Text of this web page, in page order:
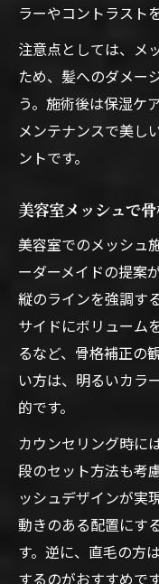
ラーやコントラスト
注意点としては、メ
ため、髪へのダメー
う。施術後は保湿ケ
メンテナンスで美し
ントです。
美容室メッシュで
美容室でのメッシュ
ーダーメイドの提案
縦のラインを強調す
サイドにボリューム
るなど、骨格補正の
い方は、明るいカラ
的です。
カウンセリング時に
段のセット方法も考
ッシュデザインが実
動きのある配置にす
す。逆に、直毛の方
するのがおすすめです